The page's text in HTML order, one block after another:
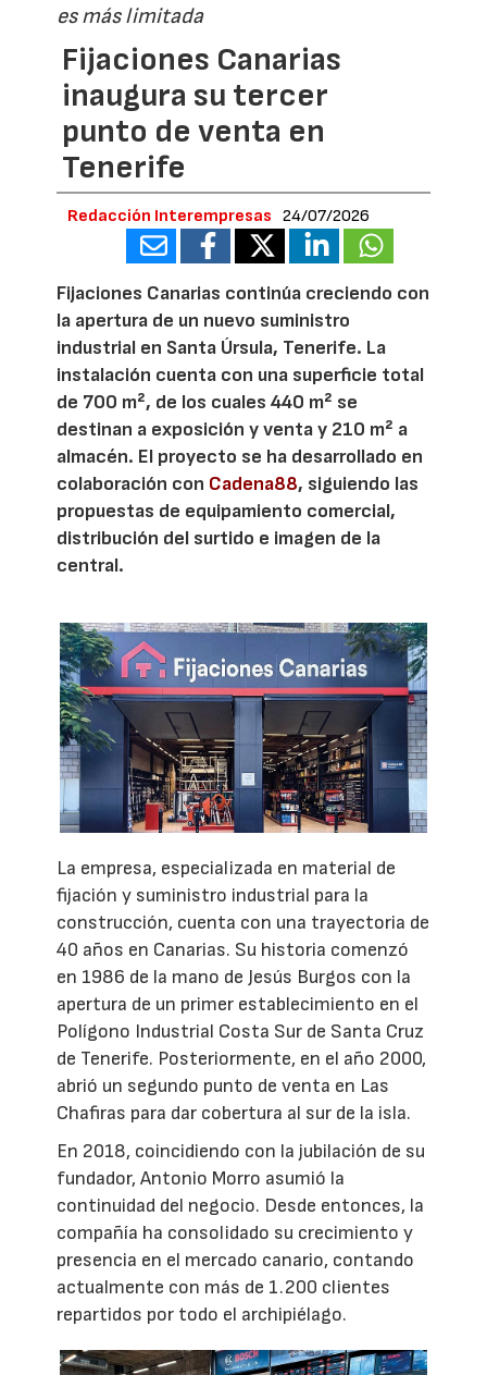
es más limitada
Fijaciones Canarias
inaugura su tercer
punto de venta en
Tenerife
Redacción Interempresas 24/07/2026
Fijaciones Canarias continúa creciendo con
la apertura de un nuevo suministro
industrial en Santa Úrsula, Tenerife. La
instalación cuenta con una superficie total
de 700 m², de los cuales 440 m² se
destinan a exposición y venta y 210 m² a
almacén. El proyecto se ha desarrollado en
colaboración con Cadena88, siguiendo las
propuestas de equipamiento comercial,
distribución del surtido e imagen de la
central.
La empresa, especializada en material de
fijación y suministro industrial para la
construcción, cuenta con una trayectoria de
40 años en Canarias. Su historia comenzó
en 1986 de la mano de Jesús Burgos con la
apertura de un primer establecimiento en el
Polígono Industrial Costa Sur de Santa Cruz
de Tenerife. Posteriormente, en el año 2000,
abrió un segundo punto de venta en Las
Chafiras para dar cobertura al sur de la isla.
En 2018, coincidiendo con la jubilación de su
fundador, Antonio Morro asumió la
continuidad del negocio. Desde entonces, la
compañía ha consolidado su crecimiento y
presencia en el mercado canario, contando
actualmente con más de 1.200 clientes
repartidos por todo el archipiélago.